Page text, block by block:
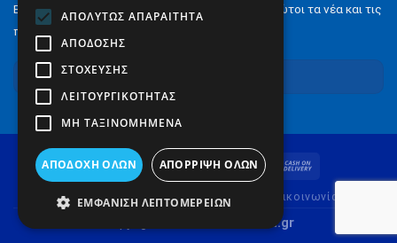
Εγγραφείτε στο NewsLetter για να μαθαίνετε πρώτοι τα νέα και τις
προσφορές μας.
Ποιοι είμαστε Όροι Χρήσης Επικοινωνία
newsstand.gr
ΑΠΟΛΎΤΩΣ ΑΠΑΡΑΊΤΗΤΑ
ΑΠΌΔΟΣΗΣ
ΣΤΌΧΕΥΣΗΣ
ΛΕΙΤΟΥΡΓΙΚΌΤΗΤΑΣ
ΜΗ ΤΑΞΙΝΟΜΗΜΈΝΑ
ΑΠΟΔΟΧΉ ΌΛΩΝ ΑΠΌΡΡΙΨΗ ΌΛΩΝ
ΕΜΦΆΝΙΣΗ ΛΕΠΤΟΜΕΡΕΙΏΝ